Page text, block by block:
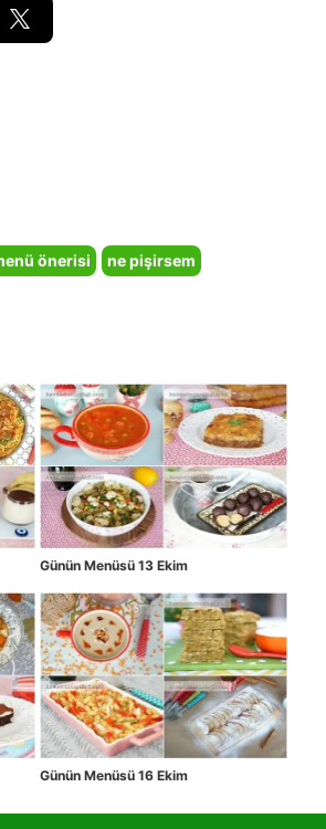
önerisi
ne pişirsem
Günün Menüsü 13 Ekim
Günün Menüsü 16 Ekim